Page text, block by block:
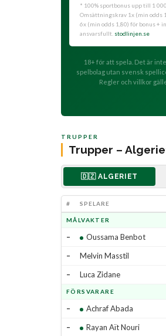
* 100% sportbonus upp till 1
Omsättningskrav 1x (min odds
6x (min odds 1,80) för bonus +
ansvarsfullt. stodlinjen.se
18+ för att spela. Det är
spelbolag utan svensk
Regler och villkor
TRUPPER
Trupper –
🇩🇿 ALGERIET
# SPELARE
MÅLVAKTER
– Oussama Benbot
–
Melvin Masstil
–
Luca Zidane
FÖRSVARARE
– Achraf Abada
–
Rayan Aït Nouri